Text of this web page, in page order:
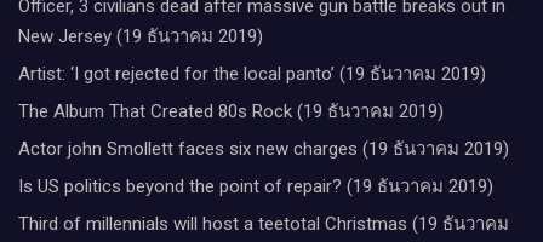
Officer, 3 civilians dead after massive gun battle breaks out in
New Jersey (19 ธันวาคม 2019)
Artist: ‘I got rejected for the local panto’ (19 ธันวาคม 2019)
The Album That Created 80s Rock (19 ธันวาคม 2019)
Actor john Smollett faces six new charges (19 ธันวาคม 2019)
Is US politics beyond the point of repair? (19 ธันวาคม 2019)
Third of millennials will host a teetotal Christmas (19 ธันวาคม